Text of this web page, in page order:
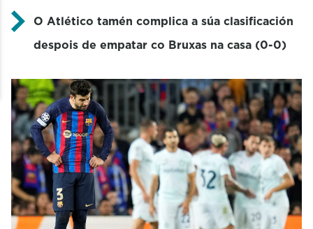
O Atlético tamén complica a súa clasificación
despois de empatar co Bruxas na casa (0-0)